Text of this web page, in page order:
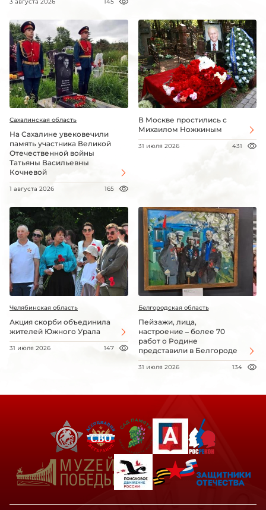
Сахалинская область
На Сахалине увековечили
память участника Великой
Отечественной войны
Татьяны Васильевны
Кочневой
1 августа 2026 165
В Москве простились с
Михаилом Ножкиным
31 июля 2026 431
Челябинская область
Акция скорби объединила
жителей Южного Урала
31 июля 2026 147
Белгородская область
Пейзажи, лица,
настроение – более 70
работ о Родине
представили в Белгороде
31 июля 2026 134